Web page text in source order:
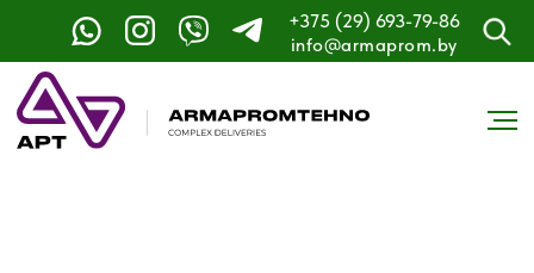
+375 (29) 693-79-86
info@armaprom.by
Контактный телефон: +375 (29) 693-79-86